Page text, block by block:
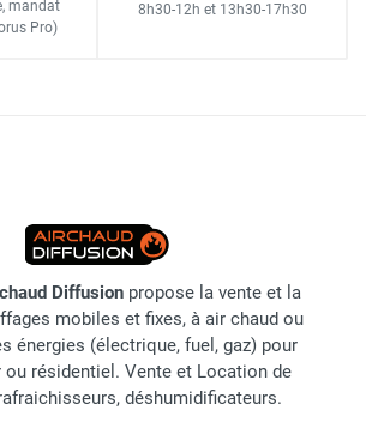
, mandat
Pro)
8h30-12h et 13h30-17h30
Diffusion propose la vente et la
mobiles et fixes, à air chaud ou
énergies (électrique, fuel, gaz) pour
ou résidentiel. Vente et Location de
déshumidificateurs.